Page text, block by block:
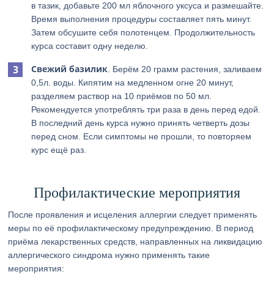
в тазик, добавьте 200 мл яблочного уксуса и размешайте.
Время выполнения процедуры составляет пять минут.
Затем обсушите себя полотенцем. Продолжительность
курса составит одну неделю.
Свежий базилик . Берём 20 грамм растения, заливаем
0,5л. воды. Кипятим на медленном огне 20 минут,
разделяем раствор на 10 приёмов по 50 мл.
Рекомендуется употреблять три раза в день перед едой.
В последний день курса нужно принять четверть дозы
перед сном. Если симптомы не прошли, то повторяем
курс ещё раз.
Профилактические мероприятия
После проявления и исцеления аллергии следует применять
меры по её профилактическому предупреждению. В период
приёма лекарственных средств, направленных на ликвидацию
аллергического синдрома нужно применять такие
мероприятия: